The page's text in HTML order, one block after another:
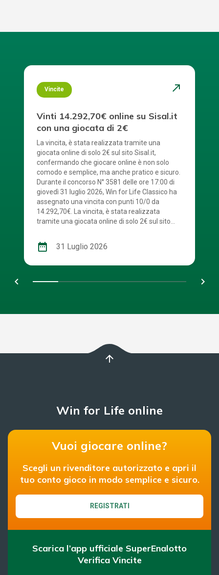
Vincite north_east
Vinti 14.292,70€ online su Sisal.it
con una giocata di 2€
La vincita, è stata realizzata tramite una
giocata online di solo 2€ sul sito Sisal.it,
confermando che giocare online è non solo
comodo e semplice, ma anche pratico e sicuro.
Durante il concorso N° 3581 delle ore 17:00 di
giovedì 31 luglio 2026, Win for Life Classico ha
assegnato una vincita con punti 10/0 da
14.292,70€. La vincita, è stata realizzata
tramite una giocata online di solo 2€ sul sito
– 5 – 6 – 7 – 9 – 12 – 15 – 16 – 20. Numerone:
13. Win For Life, con tutte le sue modalità di
tutti i vantaggi dell’esperienza di gioco online.
date_range 31 Luglio 2026
chevron_left navigate_next
arrow_upward
Win for Life online
Vuoi giocare online?
Scegli un rivenditore autorizzato e apri il
tuo conto gioco in modo semplice e sicuro.
REGISTRATI
Scarica l’app ufficiale SuperEnalotto
Verifica Vincite